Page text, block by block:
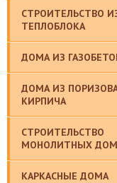
СТРОИТЕЛЬСТВО
ТЕПЛОБЛОКА
ДОМА ИЗ
ДОМА ИЗ
КИРПИЧА
СТРОИТЕЛЬСТВО
МОНОЛИТНЫХ
КАРКАСНЫЕ ДОМА